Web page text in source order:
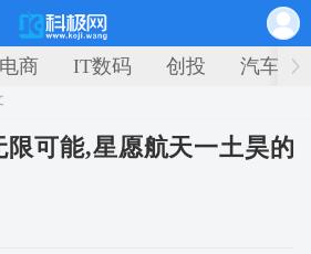
电商 IT数码 创投 汽车
可能,星愿航天一土昊的